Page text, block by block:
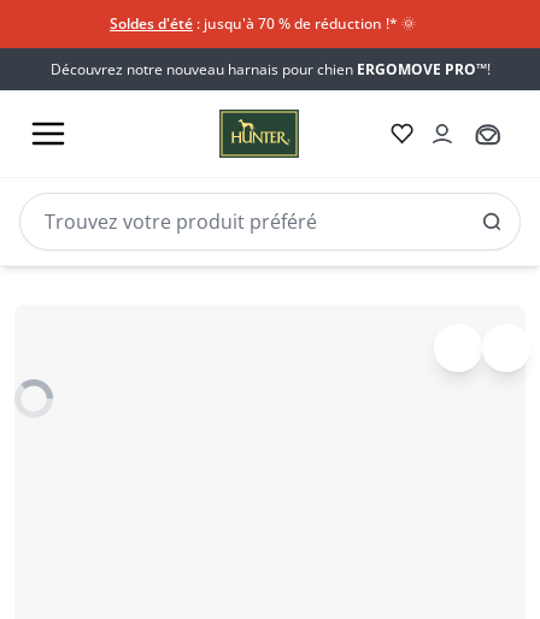
Soldes d'été : jusqu'à 70 % de réduction !*​ 🌞
Découvrez notre nouveau harnais pour chien ERGOMOVE PRO™!